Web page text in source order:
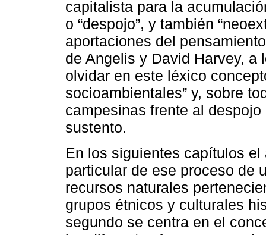
capitalista para la
o “despojo”, y también
aportaciones del
de Angelis y David Harvey, a
olvidar en este léxico
socioambientales” y, sobre
campesinas frente al
sustento.
En los siguientes capítulos
particular de ese proceso de
recursos naturales
grupos étnicos y culturales
segundo se centra en el